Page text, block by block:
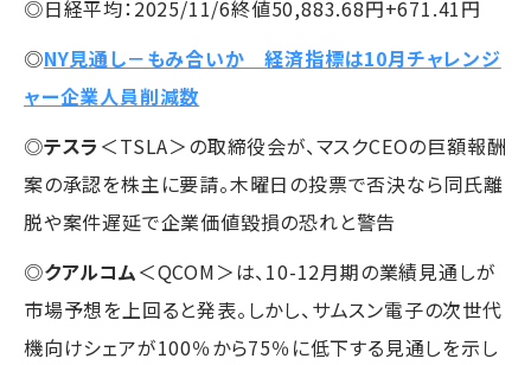
◎日経平均：2025/11/6終値50,883.68円+671.41円
◎NY見通し－もみ合いか 経済指標は10月チャレンジ
ャー企業人員削減数
◎テスラ ＜TSLA＞の取締役会が、マスクCEOの巨額報酬
案の承認を株主に要請。木曜日の投票で否決なら同氏離
脱や案件遅延で企業価値毀損の恐れと警告
◎クアルコム＜QCOM＞は、10-12月期の業績見通しが
市場予想を上回ると発表。しかし、サムスン電子の次世代
機向けシェアが100％から75％に低下する見通しを示し